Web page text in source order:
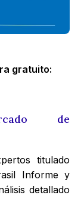
gratuito:
de
titulado
Informe y
detallado